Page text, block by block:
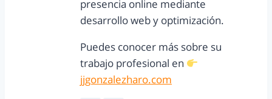
presencia online mediante
desarrollo web y optimización.
Puedes conocer más sobre su
trabajo profesional en
jjgonzalezharo.com